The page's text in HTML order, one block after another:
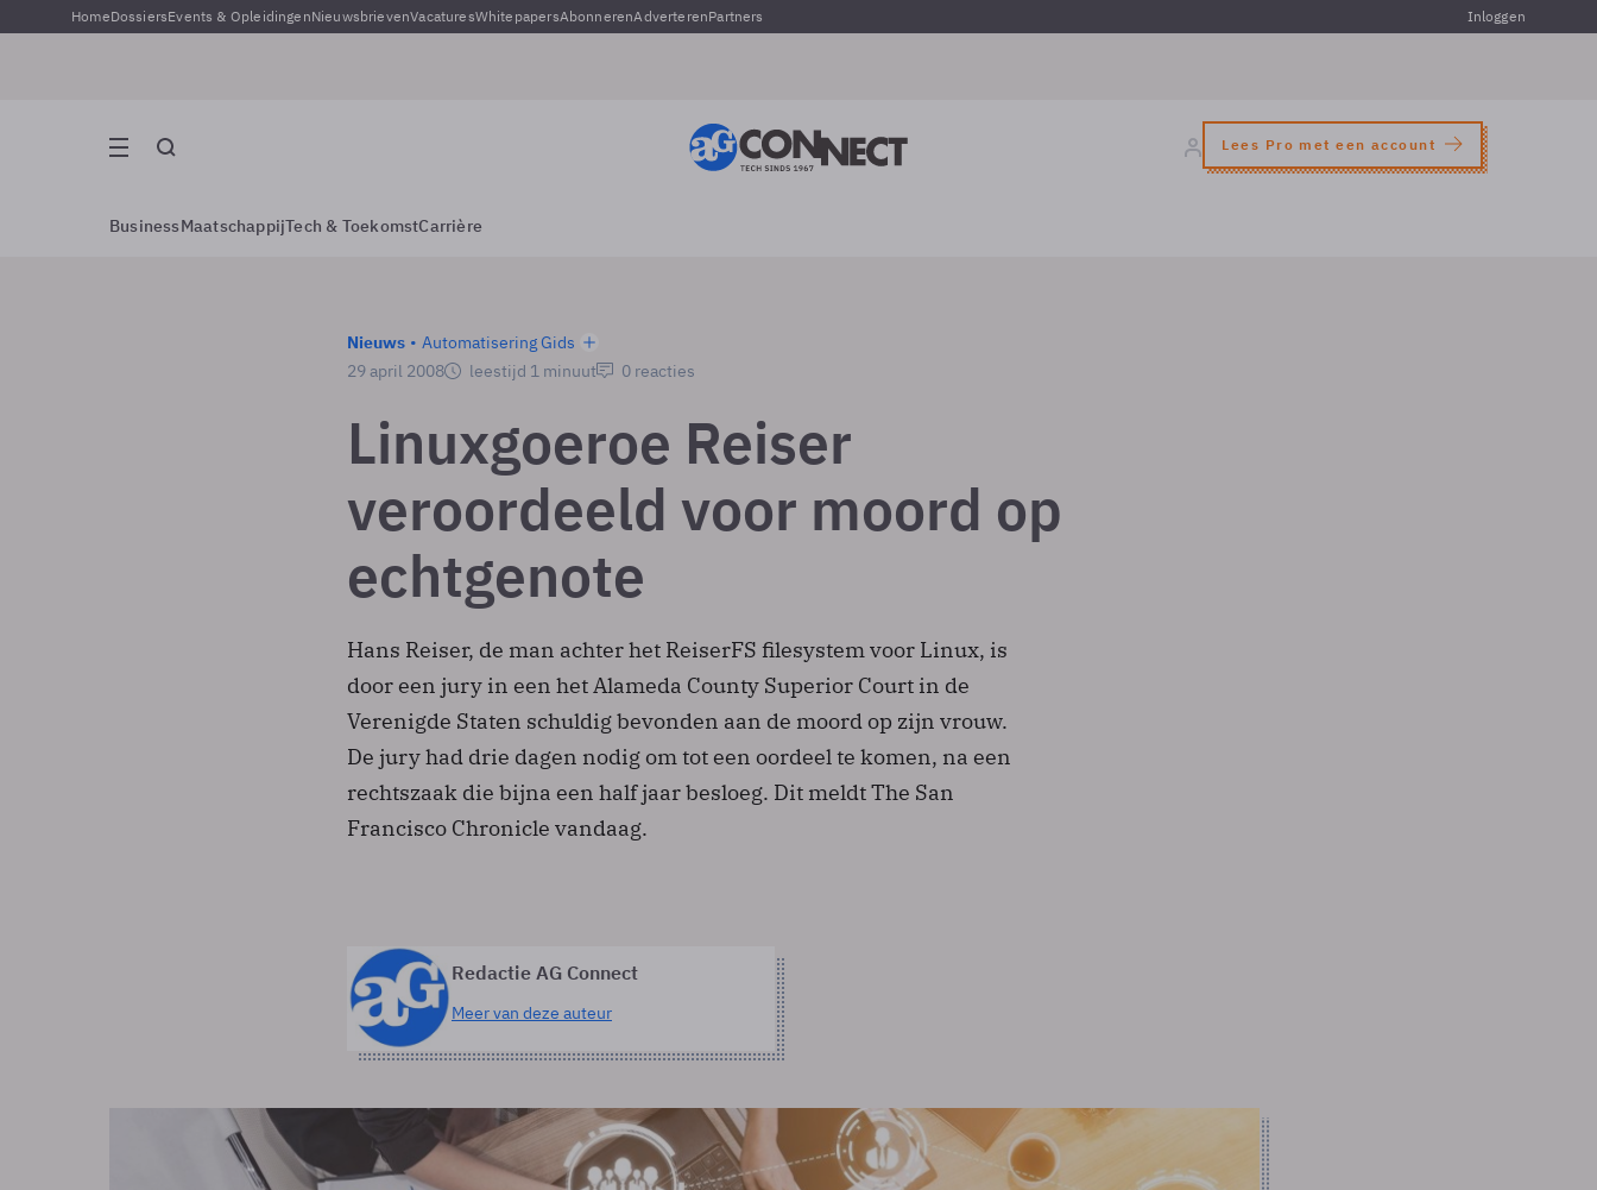
HomeDossiersEvents & OpleidingenNieuwsbrievenVacaturesWhitepapersAbonnerenAdverterenPartners Inloggen
Lees Pro met een account
BusinessMaatschappijTech & ToekomstCarrière
Nieuws
Automatisering Gids
29 april 2008
leestijd 1 minuut 0 reacties
Linuxgoeroe Reiser
veroordeeld voor moord op
echtgenote
Hans Reiser, de man achter het ReiserFS filesystem voor Linux, is
door een jury in een het Alameda County Superior Court in de
Verenigde Staten schuldig bevonden aan de moord op zijn vrouw.
De jury had drie dagen nodig om tot een oordeel te komen, na een
rechtszaak die bijna een half jaar besloeg. Dit meldt The San
Francisco Chronicle vandaag.
Redactie AG Connect
Meer van deze auteur